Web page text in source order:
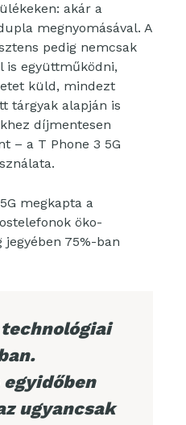
akár a
megnyomásával. A
pedig nemcsak
is együttműködni,
küld, mindezt
tárgyak alapján is
díjmentesen
– a T Phone 3 5G
megkapta a
öko-
jegyében 75%-ban
ugyancsak